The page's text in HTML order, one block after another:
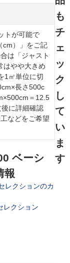
トが可能で
cm）」をご記
は「ジャスト
はやや大きめ
1㎡単位に切
長さ500c
＝12.5
に詳細確認
などをご希望
ベーシ
報
レクション
も
チ
ェ
ッ
ク
し
て
い
ま
す